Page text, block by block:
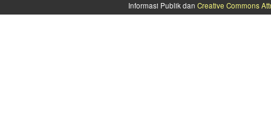
Informasi Publik dan Creative Commons